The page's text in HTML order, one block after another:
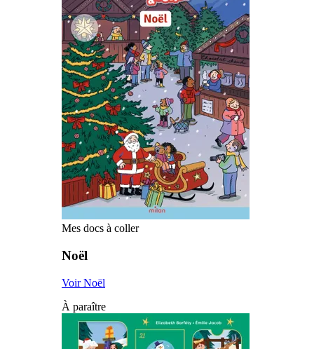
Mes docs à coller
Noël
Voir Noël
À paraître